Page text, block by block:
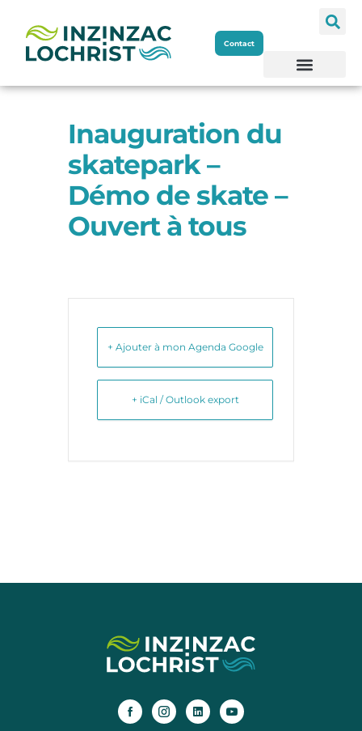
Aller
au
contenu
Contact
Inauguration du
skatepark –
Démo de skate –
Ouvert à tous
+ Ajouter à mon Agenda Google
+ iCal / Outlook export